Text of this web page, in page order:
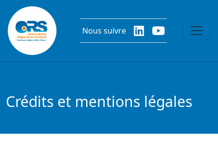
Aller au contenu principal
Nous suivre
Crédits et mentions légales